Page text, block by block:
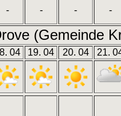
- - - -
(Gemeinde
04 19. 04 20. 04
21.